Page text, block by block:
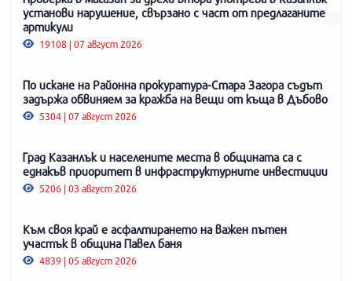
установи нарушение, свързано с част от предлаганите
артикули
19108 | 07 август 2026
По искане на Районна прокуратура-Стара Загора съдът
задържа обвиняем за кражба на вещи от къща в Дъбово
5304 | 07 август 2026
Град Казанлък и населените места в общината са с
еднакъв приоритет в инфраструктурните инвестиции
5206 | 03 август 2026
Към своя край е асфалтирането на важен пътен
участък в община Павел баня
4839 | 05 август 2026